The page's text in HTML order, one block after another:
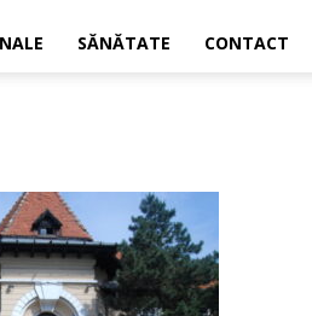
SĂNĂTATE CONTACT